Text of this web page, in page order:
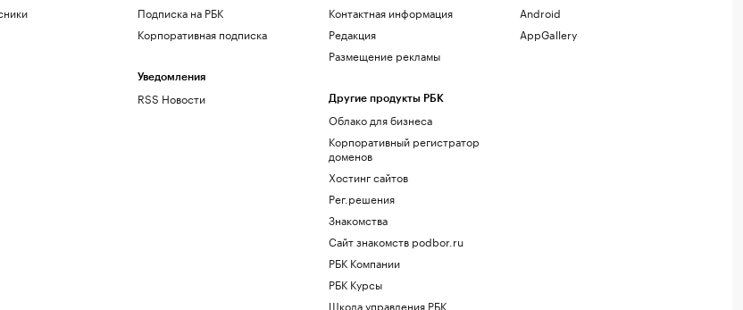
Подписка на РБК
Корпоративная подписка
Уведомления
RSS Новости
Контактная информация
Редакция
Размещение рекламы
Другие продукты РБК
Облако для бизнеса
Корпоративный регистратор
доменов
Хостинг сайтов
Рег.решения
Знакомства
Сайт знакомств podbor.ru
РБК Компании
РБК Курсы
Школа управления РБК
Android
AppGallery